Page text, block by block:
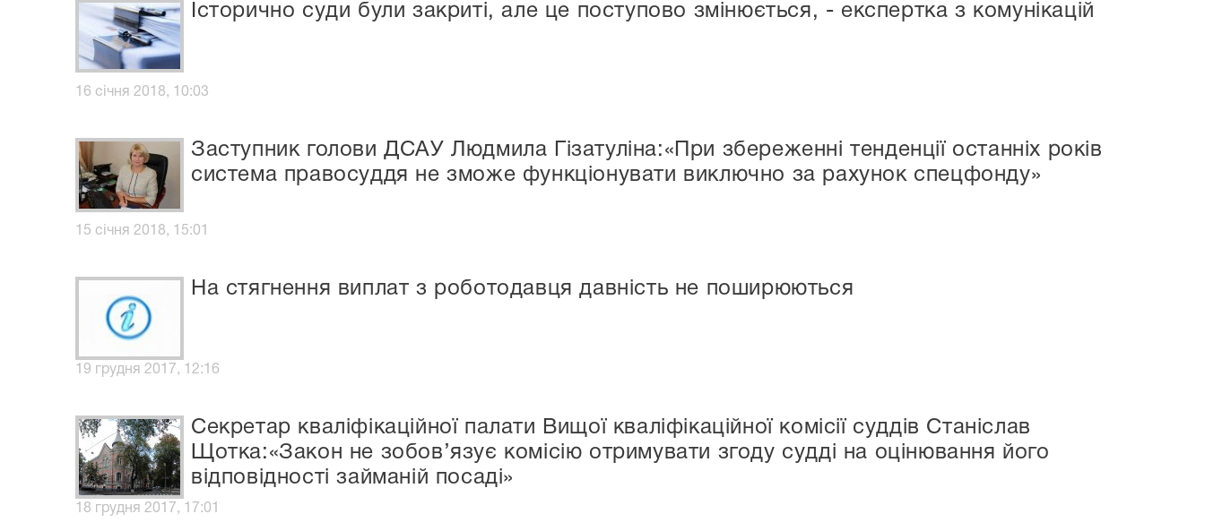
Історично суди були закриті, але це поступово змінюється, - експертка з комунікацій
16 січня 2018, 10:03
Заступник голови ДСАУ Людмила Гізатуліна:«При збереженні тенденції останніх років
система правосуддя не зможе функціонувати виключно за рахунок спецфонду»
15 січня 2018, 15:01
На стягнення виплат з роботодавця давність не поширюються
19 грудня 2017, 12:16
Секретар кваліфікаційної палати Вищої кваліфікаційної комісії суддів Станіслав
Щотка:«Закон не зобов’язує комісію отримувати згоду судді на оцінювання його
відповідності займаній посаді»
18 грудня 2017, 17:01